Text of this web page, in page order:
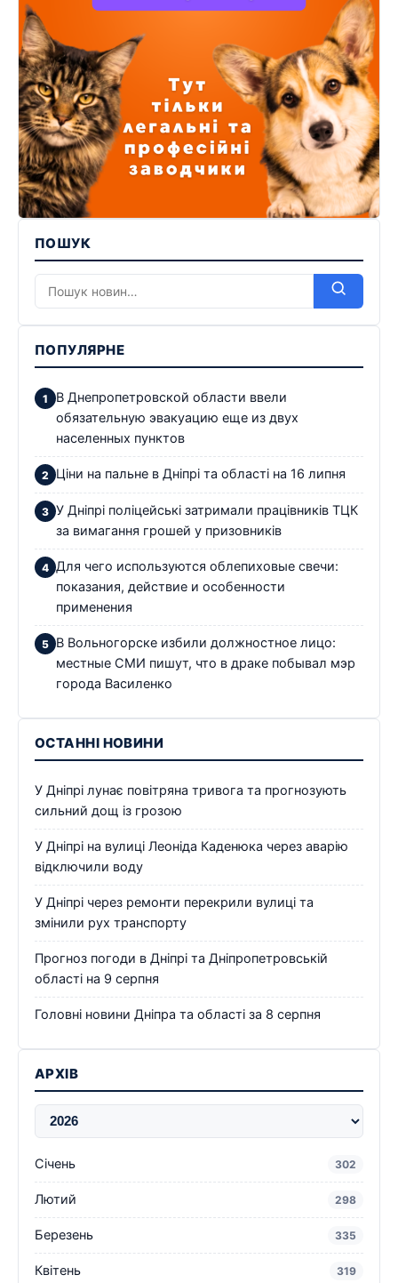
ПОШУК
ПОПУЛЯРНЕ
В Днепропетровской области ввели
обязательную эвакуацию еще из двух
населенных пунктов
Ціни на пальне в Дніпрі та області на 16 липня
У Дніпрі поліцейські затримали працівників ТЦК
за вимагання грошей у призовників
Для чего используются облепиховые свечи:
показания, действие и особенности
применения
В Вольногорске избили должностное лицо:
местные СМИ пишут, что в драке побывал мэр
города Василенко
ОСТАННІ НОВИНИ
У Дніпрі лунає повітряна тривога та прогнозують
сильний дощ із грозою
У Дніпрі на вулиці Леоніда Каденюка через аварію
відключили воду
У Дніпрі через ремонти перекрили вулиці та
змінили рух транспорту
Прогноз погоди в Дніпрі та Дніпропетровській
області на 9 серпня
Головні новини Дніпра та області за 8 серпня
АРХІВ
Січень 302
Лютий 298
Березень 335
Квітень 319